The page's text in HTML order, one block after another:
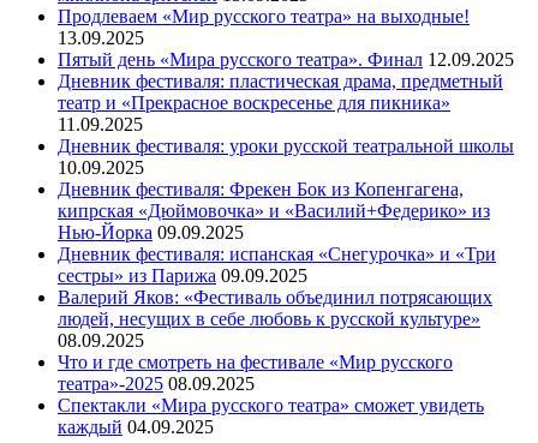
Продлеваем «Мир русского театра» на выходные!
13.09.2025
Пятый день «Мира русского театра». Финал 12.09.2025
Дневник фестиваля: пластическая драма, предметный
театр и «Прекрасное воскресенье для пикника»
11.09.2025
Дневник фестиваля: уроки русской театральной школы
10.09.2025
Дневник фестиваля: Фрекен Бок из Копенгагена,
кипрская «Дюймовочка» и «Василий+Федерико» из
Нью-Йорка 09.09.2025
Дневник фестиваля: испанская «Снегурочка» и «Три
сестры» из Парижа 09.09.2025
Валерий Яков: «Фестиваль объединил потрясающих
людей, несущих в себе любовь к русской культуре»
08.09.2025
Что и где смотреть на фестивале «Мир русского
театра»-2025 08.09.2025
Спектакли «Мира русского театра» сможет увидеть
каждый 04.09.2025